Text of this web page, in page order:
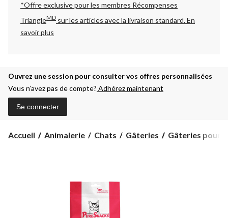
*Offre exclusive pour les membres Récompenses
TriangleMD sur les articles avec la livraison standard.En
savoir plus
Ouvrez une session pour consulter vos offres personnalisées
Vous n’avez pas de compte? Adhérez maintenant
Se connecter
Accueil Animalerie Chats Gâteries
Gâteries
Gâteries pour